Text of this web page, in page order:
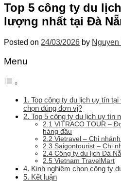
Top 5 công ty du
lượng nhất tại Đà
Posted on 24/03/2026 by Nguyen
Menu
1. Top công ty du lịch uy tín
chọn đúng đơn vị?
2. Top 5 công ty du lịch uy tín
2.1 VITRACO TOUR –
hàng đầu
2.2 Vietravel – Chi
2.3 Saigontourist – Chi
2.4 Công ty du lịch Đà
2.5 Vietnam TravelMart
4. Kinh nghiệm chọn công ty
5. Kết luận